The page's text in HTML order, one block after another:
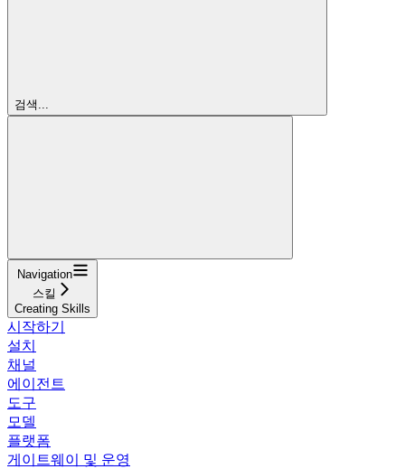
검색...
Navigation
스킬
Creating Skills
시작하기
설치
채널
에이전트
도구
모델
플랫폼
게이트웨이 및 운영